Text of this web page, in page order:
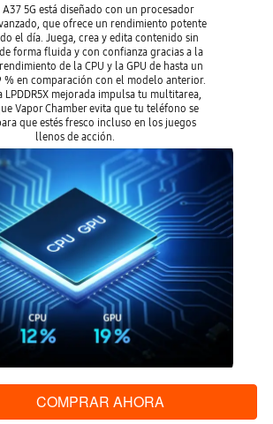
A37 5G está diseñado con un procesador
que ofrece un rendimiento potente
el día. Juega, crea y edita contenido sin
forma fluida y con confianza gracias a la
de la CPU y la GPU de hasta un
% en comparación con el modelo anterior.
LPDDR5X mejorada impulsa tu multitarea,
Vapor Chamber evita que tu teléfono se
que estés fresco incluso en los juegos
llenos de acción.
y se usa con fines ilustrativos. *Contiene una imag
a la que se aplicó postedición. * En comparación con el
una conexión 5G óptima. La disponibilidad de l